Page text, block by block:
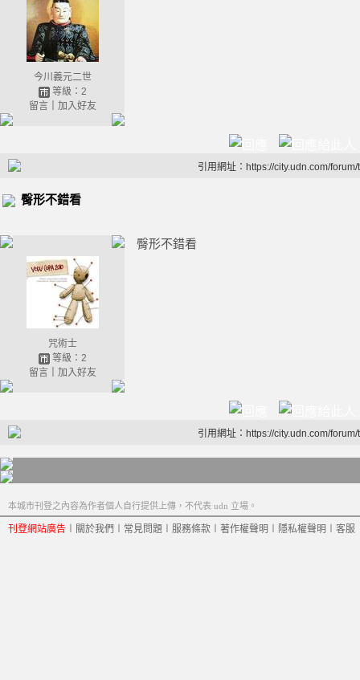
今川義元二世
等級：2
留言｜ 加入好友
引用網址：https://city.udn.com/
臀形不錯看
咒術士
等級：2
留言｜ 加入好友
臀形不錯看
引用網址：https://city.udn.com/
本城市刊登之內容為作者個人自行提供上傳，不代表 udn 立場。
刊登網站廣告 關於我們 常見問題 服務條款 著作權聲明 隱私權聲明 客服